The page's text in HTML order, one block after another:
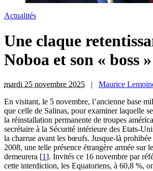
Actualités
Une claque
Noboa et son « boss »
mardi 25 novembre 2025 | Maurice
En visitant, le 5 novembre, l’ancienne base
que celle de Salinas, pour examiner laquelle
la réinstallation permanente de troupes
secrétaire à la Sécurité intérieure des Etats-
la charrue avant les bœufs. Jusque-là
2008, une telle présence étrangère armée sur
demeurera [1]. Invités ce 16 novembre par
cette interdiction, les Equatoriens, à 60,8 %,